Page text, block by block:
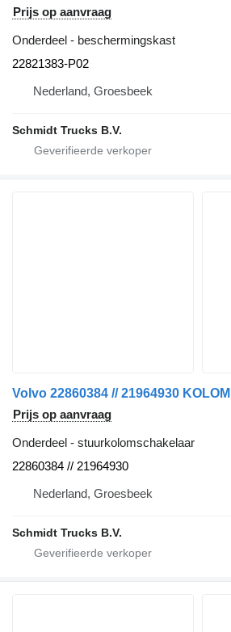
Prijs op aanvraag
Onderdeel - beschermingskast
22821383-P02
Nederland, Groesbeek
Schmidt Trucks B.V.
Prijs op aanvraag
Onderdeel - stuurkolomschakelaar
22860384 // 21964930
Nederland, Groesbeek
Schmidt Trucks B.V.